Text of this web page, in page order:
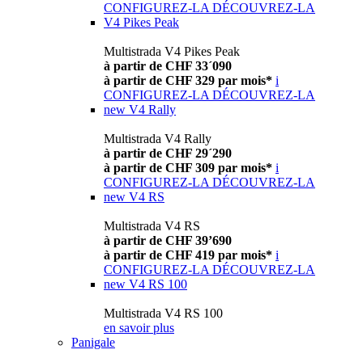
CONFIGUREZ-LA DÉCOUVREZ-LA
V4 Pikes Peak
Multistrada V4 Pikes Peak
à partir de CHF 33´090
à partir de CHF 329 par mois* i
CONFIGUREZ-LA DÉCOUVREZ-LA
new V4 Rally
Multistrada V4 Rally
à partir de CHF 29´290
à partir de CHF 309 par mois* i
CONFIGUREZ-LA DÉCOUVREZ-LA
new V4 RS
Multistrada V4 RS
à partir de CHF 39’690
à partir de CHF 419 par mois* i
CONFIGUREZ-LA DÉCOUVREZ-LA
new V4 RS 100
Multistrada V4 RS 100
en savoir plus
Panigale